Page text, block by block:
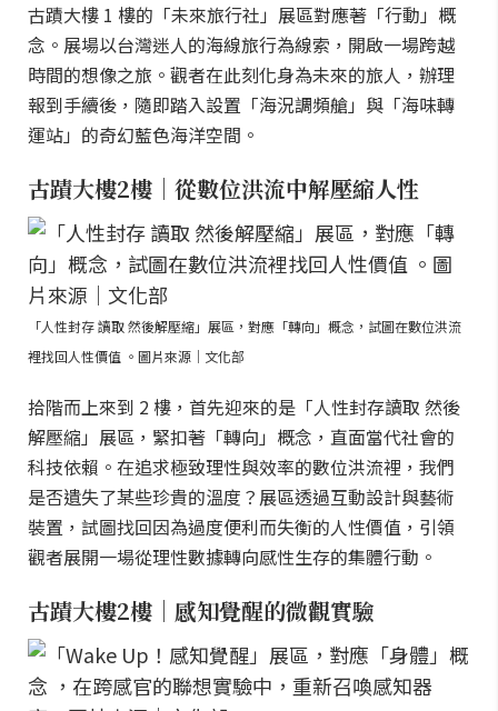
古蹟大樓 1 樓的「未來旅行社」展區對應著「行動」概
念。展場以台灣迷人的海線旅行為線索，開啟一場跨越
時間的想像之旅。觀者在此刻化身為未來的旅人，辦理
報到手續後，隨即踏入設置「海況調頻艙」與「海味轉
運站」的奇幻藍色海洋空間。
古蹟大樓2樓｜從數位洪流中解壓縮人性
「人性封存 讀取 然後解壓縮」展區，對應「轉向」概念，試圖在數位洪流
裡找回人性價值 。圖片來源｜文化部
拾階而上來到 2 樓，首先迎來的是「人性封存讀取 然後
解壓縮」展區，緊扣著「轉向」概念，直面當代社會的
科技依賴。在追求極致理性與效率的數位洪流裡，我們
是否遺失了某些珍貴的溫度？展區透過互動設計與藝術
裝置，試圖找回因為過度便利而失衡的人性價值，引領
觀者展開一場從理性數據轉向感性生存的集體行動。
古蹟大樓2樓｜感知覺醒的微觀實驗